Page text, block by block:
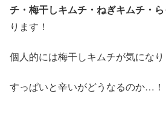
チ・梅干しキムチ・ねぎキムチ・
ります！
個人的には梅干しキムチが気になり
すっぱいと辛いがどうなるのか…！